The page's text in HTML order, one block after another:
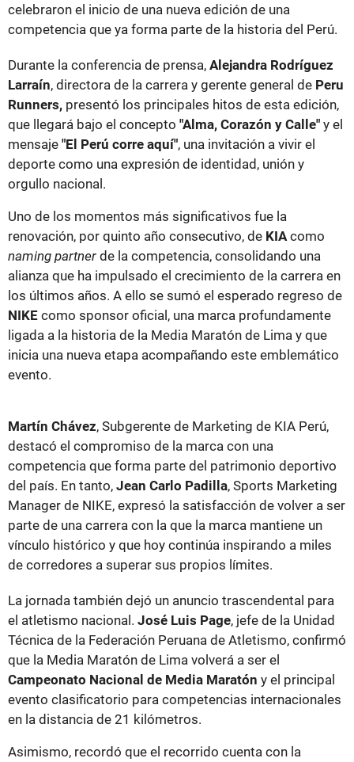
celebraron el inicio de una nueva edición de una
competencia que ya forma parte de la historia del Perú.
Durante la conferencia de prensa, Alejandra Rodríguez
Larraín, directora de la carrera y gerente general de Peru
Runners, presentó los principales hitos de esta edición,
que llegará bajo el concepto "Alma, Corazón y Calle" y el
mensaje "El Perú corre aquí", una invitación a vivir el
deporte como una expresión de identidad, unión y
orgullo nacional.
Uno de los momentos más significativos fue la
renovación, por quinto año consecutivo, de KIA como
naming partner de la competencia, consolidando una
alianza que ha impulsado el crecimiento de la carrera en
los últimos años. A ello se sumó el esperado regreso de
NIKE como sponsor oficial, una marca profundamente
ligada a la historia de la Media Maratón de Lima y que
inicia una nueva etapa acompañando este emblemático
evento.
Martín Chávez, Subgerente de Marketing de KIA Perú,
destacó el compromiso de la marca con una
competencia que forma parte del patrimonio deportivo
del país. En tanto, Jean Carlo Padilla, Sports Marketing
Manager de NIKE, expresó la satisfacción de volver a ser
parte de una carrera con la que la marca mantiene un
vínculo histórico y que hoy continúa inspirando a miles
de corredores a superar sus propios límites.
La jornada también dejó un anuncio trascendental para
el atletismo nacional. José Luis Page, jefe de la Unidad
Técnica de la Federación Peruana de Atletismo, confirmó
que la Media Maratón de Lima volverá a ser el
Campeonato Nacional de Media Maratón y el principal
evento clasificatorio para competencias internacionales
en la distancia de 21 kilómetros.
Asimismo, recordó que el recorrido cuenta con la